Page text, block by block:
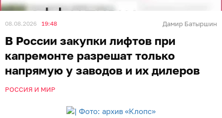
08.08.2026 19:48 Дамир Батыршин
В России закупки лифтов при
капремонте разрешат только
напрямую у заводов и их дилеров
РОССИЯ И МИР